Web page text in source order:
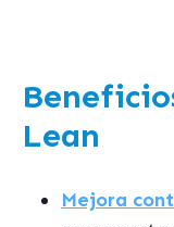
Lean
Mejora